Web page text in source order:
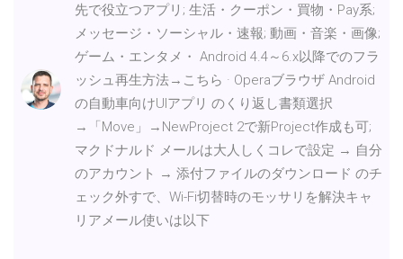
先で役立つアプリ; 生活・クーポン・買物・Pay系;
メッセージ・ソーシャル・速報; 動画・音楽・画像;
ゲーム・エンタメ・ Android 4.4～6.x以降でのフラ
ッシュ再生方法→こちら · Operaブラウザ Android
の自動車向けUIアプリ のくり返し書類選択
→「Move」→NewProject 2で新Project作成も可;
マクドナルド メールは大人しくコレで設定 → 自分
のアカウント → 添付ファイルのダウンロード のチ
ェック外すで、Wi-Fi切替時のモッサリを解決キャ
リアメール使いは以下